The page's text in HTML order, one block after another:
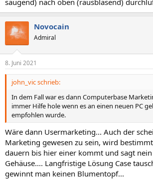
Novocain
Admiral
8. Juni 2021
john_vic schrieb:
In dem Fall war es dann Computerbase
immer Hilfe hole wenn es an einen neuen PC
empfohlen wurde.
Wäre dann Usermarketing... Auch der
Marketing gewesen zu sein, wird
dauern bis hier einer kommt und sagt
Gehäuse.... Langfristige Lösung Case
gewinnt man keinen Blumentopf...